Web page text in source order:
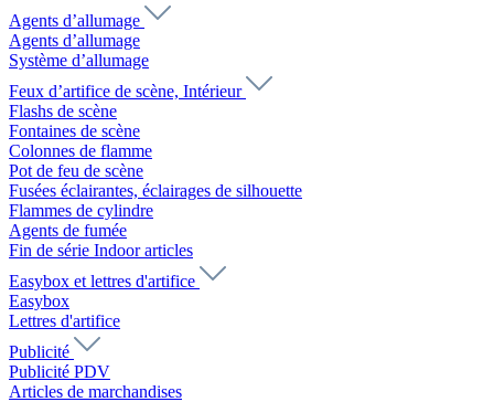
Agents d’allumage
Agents d’allumage
Système d’allumage
Feux d’artifice de scène, Intérieur
Flashs de scène
Fontaines de scène
Colonnes de flamme
Pot de feu de scène
Fusées éclairantes, éclairages de silhouette
Flammes de cylindre
Agents de fumée
Fin de série Indoor articles
Easybox et lettres d'artifice
Easybox
Lettres d'artifice
Publicité
Publicité PDV
Articles de marchandises